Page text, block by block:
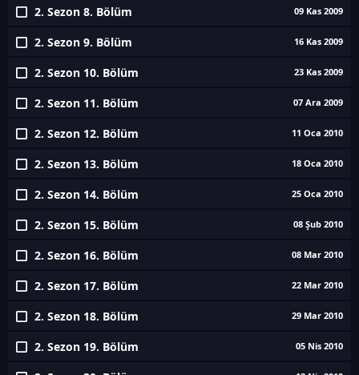
2. Sezon 8. Bölüm 09 Kas 2009
2. Sezon 9. Bölüm 16 Kas 2009
2. Sezon 10. Bölüm 23 Kas 2009
2. Sezon 11. Bölüm 07 Ara 2009
2. Sezon 12. Bölüm 11 Oca 2010
2. Sezon 13. Bölüm 18 Oca 2010
2. Sezon 14. Bölüm 25 Oca 2010
2. Sezon 15. Bölüm 08 Şub 2010
2. Sezon 16. Bölüm 08 Mar 2010
2. Sezon 17. Bölüm 22 Mar 2010
2. Sezon 18. Bölüm 29 Mar 2010
2. Sezon 19. Bölüm 05 Nis 2010